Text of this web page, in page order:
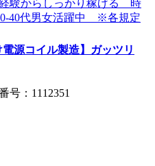
源コイル製造】ガッツリ
：1112351